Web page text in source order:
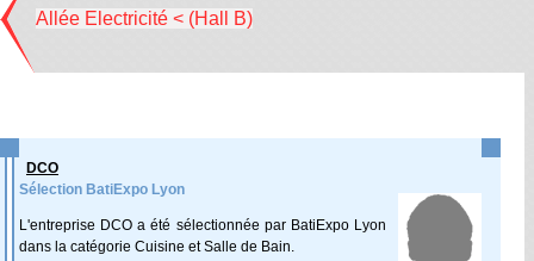
Allée Electricité < (Hall B)
DCO
Sélection BatiExpo Lyon
L'entreprise DCO a été sélectionnée par BatiExpo Lyon
dans la catégorie Cuisine et Salle de Bain.